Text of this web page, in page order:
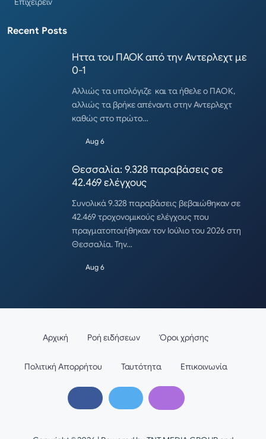
Recent Posts
Ηττα του ΠΑΟΚ από την Αντερλεχτ με
0-1
Αλλιώς τα υπολόγιζε και τα ήθελε ο ΠΑΟΚ,
αλλιώς τα βρήκε απέναντι στην Αντερλεχτ
καθώς στο πρώτο…
Aug 6
Θεσσαλία: 9.328 παραβάσεις σε
42.469 ελέγχους
Συνολικά 9.328 παραβάσεις βεβαιώθηκαν σε
42.469 τροχονομικούς ελέγχους που
πραγματοποιήθηκαν τον Ιούλιο του 2026 στη
Θεσσαλία. Την…
Aug 6
Αρχική Ροή ειδήσεων Όροι χρήσης
Πολιτική Απορρήτου Ταυτότητα Επικοινωνία